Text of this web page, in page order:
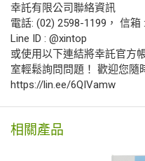
幸託有限公司聯絡資訊
電話: (02) 2598-1199， 信箱
Line ID : @xintop
或使用以下連結將幸託官方
室輕鬆詢問問題！ 歡迎您隨
https://lin.ee/6QIVamw
相關產品